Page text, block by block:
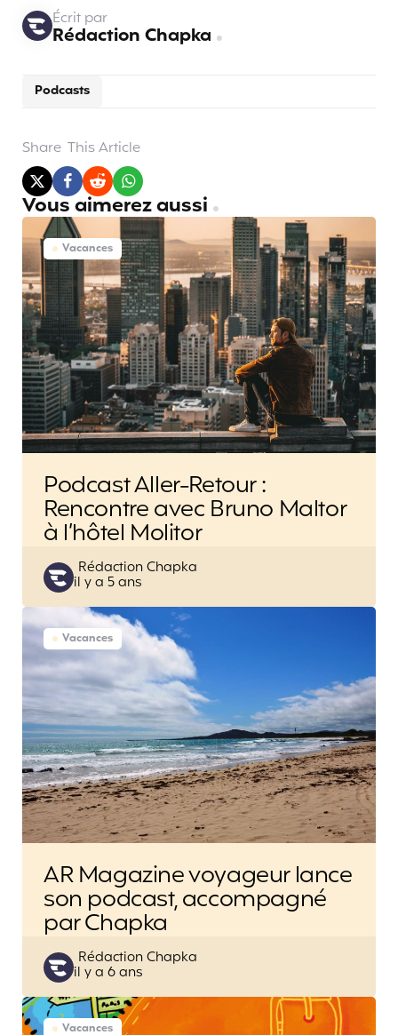
Podcasts
Écrit par
Rédaction Chapka
Share This Article
Vous aimerez aussi
Vacances
Podcast Aller-Retour :
Rencontre avec Bruno Maltor
à l’hôtel Molitor
Posted
by
Rédaction Chapka
il y a 5 ans
Vacances
AR Magazine voyageur lance
son podcast, accompagné
par Chapka
Posted
by
Rédaction Chapka
il y a 6 ans
Vacances